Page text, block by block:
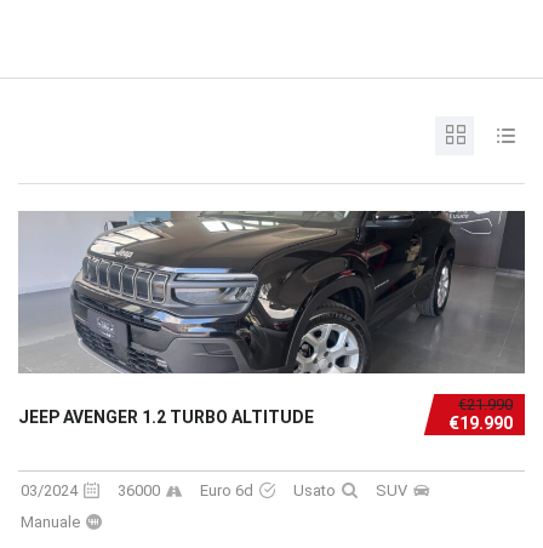
€21.990
€19.990
JEEP AVENGER 1.2 TURBO ALTITUDE
03/2024 36000 Euro 6d Usato
SUV
Manuale